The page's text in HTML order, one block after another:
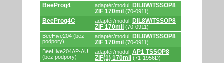
BeeProg4 adaptér/modul: DIL8W/TSSOP8
ZIF 170mil (70-0911)
BeeProg4C adaptér/modul: DIL8W/TSSOP8
ZIF 170mil (70-0911)
BeeHive204 (bez
podpory)
adaptér/modul: DIL8W/TSSOP8
ZIF 170mil (70-0911)
BeeHive204AP-AU
(bez podpory)
adaptér/modul: AP1 TSSOP8
ZIF(1) 170mil (71-1956D)